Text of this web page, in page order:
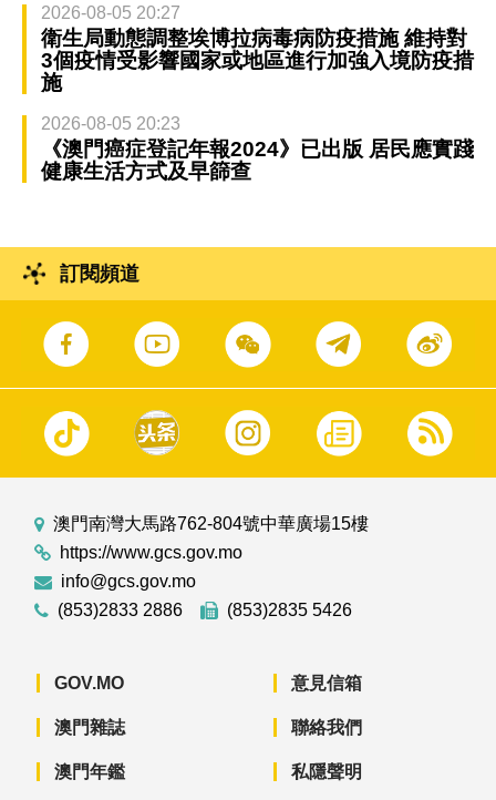
2026-08-05 20:27
衛生局動態調整埃博拉病毒病防疫措施 維持對
3個疫情受影響國家或地區進行加強入境防疫措
施
2026-08-05 20:23
《澳門癌症登記年報2024》已出版 居民應實踐
健康生活方式及早篩查
訂閱頻道
澳門南灣大馬路762-804號中華廣場15樓
https://www.gcs.gov.mo
info@gcs.gov.mo
(853)2833 2886
(853)2835 5426
GOV.MO
澳門雜誌
澳門年鑑
意見信箱
聯絡我們
私隱聲明